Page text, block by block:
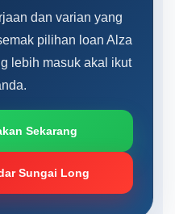
dan varian yang
pilihan loan Alza
lebih masuk akal ikut
Sekarang
Sungai Long